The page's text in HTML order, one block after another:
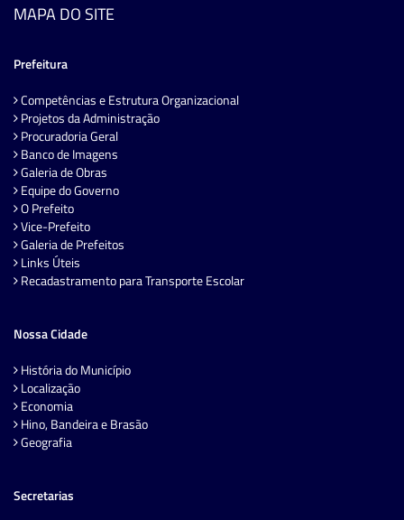
MAPA DO SITE
Prefeitura
Competências e Estrutura Organizacional
Projetos da Administração
Procuradoria Geral
Banco de Imagens
Galeria de Obras
Equipe do Governo
O Prefeito
Vice-Prefeito
Galeria de Prefeitos
Links Úteis
Recadastramento para Transporte Escolar
Nossa Cidade
História do Município
Localização
Economia
Hino, Bandeira e Brasão
Geografia
Secretarias